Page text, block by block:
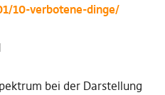
10-verbotene-dinge/
bei der Darstellung